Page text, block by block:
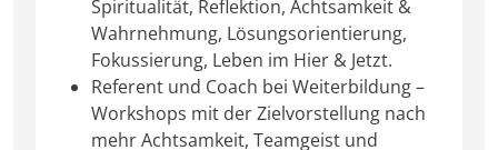
Spiritualität, Reflektion, Achtsamkeit &
Wahrnehmung, Lösungsorientierung,
Fokussierung, Leben im Hier & Jetzt.
Referent und Coach bei Weiterbildung –
Workshops mit der Zielvorstellung nach
mehr Achtsamkeit, Teamgeist und